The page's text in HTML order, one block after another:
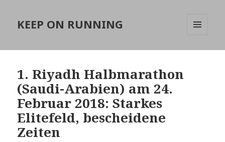
KEEP ON RUNNING
1. Riyadh Halbmarathon
(Saudi-Arabien) am 24.
Februar 2018: Starkes
Elitefeld, bescheidene
Zeiten